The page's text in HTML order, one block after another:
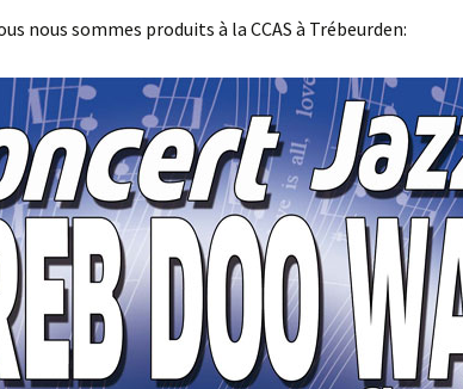
Fête de la Musique 2025
Concert au Gavel mai
2025
Atelier CIRCLE SONGS du
29/03/25
Photos du
Songs
nous sommes produits à la CCAS à Trébeurden: